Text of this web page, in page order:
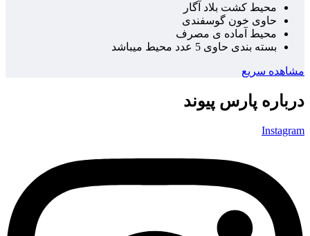
محیط کشت بلاد آگار
حاوی خون گوسفندی
محیط آماده ی مصرف
بسته بندی حاوی 5 عدد محیط میباشد
مشاهده سریع
درباره پارس پیوند
Instagram